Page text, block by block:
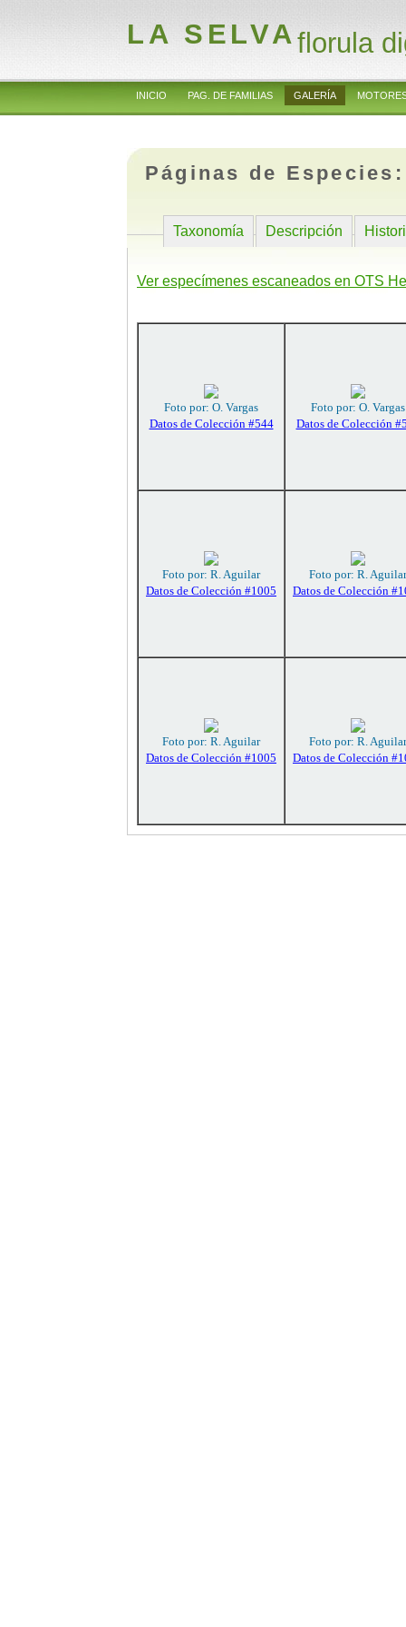
LA SELVAflorula
INICIO PAG. DE FAMILIAS GALERÍA
Páginas de
Taxonomía Descripción
Ver especímenes escaneados en OTS
Foto por: O. Vargas
Datos de Colección #544
Foto por: O. Vargas
Datos de Colección
Foto por: R. Aguilar
Datos de Colección #1005
Foto por: R. Aguilar
Datos de Colección
Foto por: R. Aguilar
Datos de Colección #1005
Foto por: R. Aguilar
Datos de Colección